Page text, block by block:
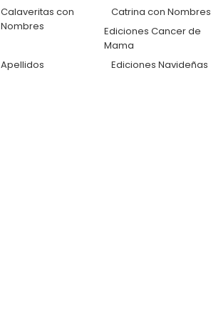
Calaveritas con
Nombres
Catrina con Nombres
Ediciones Cancer de
Mama
Ediciones Navideñas
Apellidos